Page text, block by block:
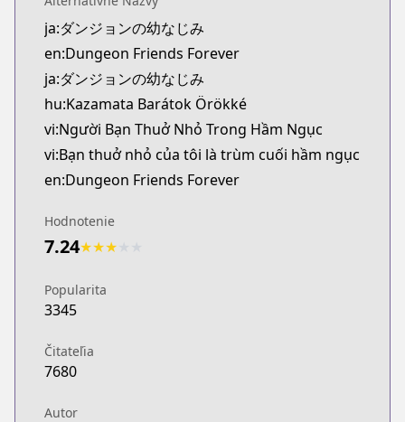
Official Raw
https://comic-walker.com/detail/
Kitsu
Kitsu
https://kitsu.app/manga/63761
CDJapan
CDJapan
https://www.anime-planet.com/manga/https://
MangaUpdates
https://www.mangaupdates.com/
Book☆Walker
https://bookwalker.jp/series/361295/list
Official English
https://sevenseasentertainment.com/series/
ja:ダンジョンの幼なじみ
en:Dungeon Friends Forever
ja:ダンジョンの幼なじみ
hu:Kazamata Barátok Örökké
vi:Người Bạn Thuở Nhỏ Trong Hầm Ngục
vi:Bạn thuở nhỏ của tôi là trùm cuối hầm ngục
en:Dungeon Friends Forever
Hodnotenie
7.24★★★
Popularita
3345
Čitateľia
7680
Autor